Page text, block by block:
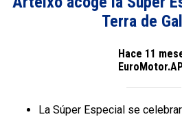
Terra de
Hace 11
La Súper Especial se